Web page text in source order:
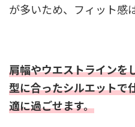
が多いため、フィット感
肩幅やウエストラインを
型に合ったシルエットで
適に過ごせます。